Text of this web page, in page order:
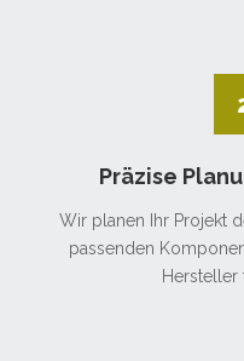
Präzise
Wir planen Ihr Projekt
passenden
Hersteller